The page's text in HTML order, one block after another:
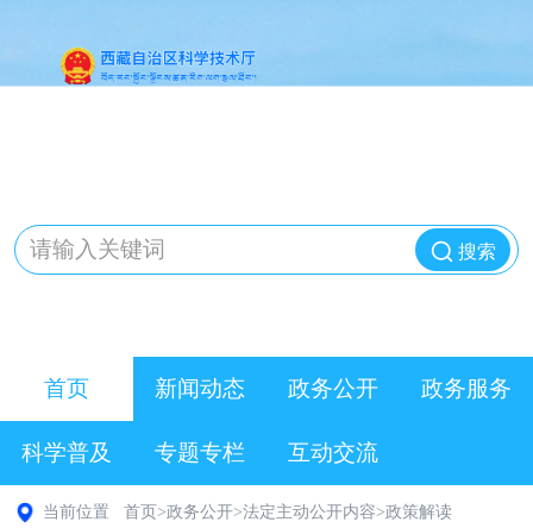
搜索
首页 新闻动态 政务公开 政务服务
科学普及 专题专栏 互动交流
当前位置 首页 >政务公开>法定主动公开内容>政策解读